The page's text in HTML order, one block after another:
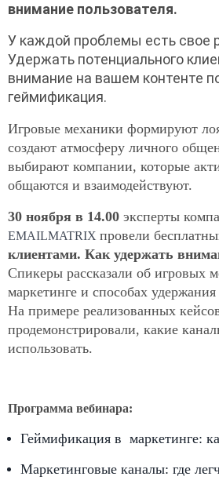
внимание пользователя.
У каждой проблемы есть свое
Удержать потенциального
внимание на вашем контенте
геймификация.
Игровые механики формируют
создают атмосферу личного
выбирают компании, которые
общаются и взаимодействуют.
30 ноября в 14.00
EMAILMATRIX провели
клиентами. Как удержать
Спикеры рассказали об игровых
маркетинге и способах
На примере реализованных
продемонстрировали, какие
использовать.
Программа вебинара:
Геймификация в  маркетинге:
Маркетинговые каналы: где